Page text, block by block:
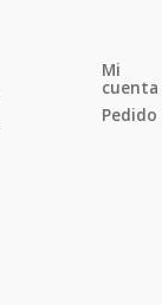
Mi
cuenta
Pedido